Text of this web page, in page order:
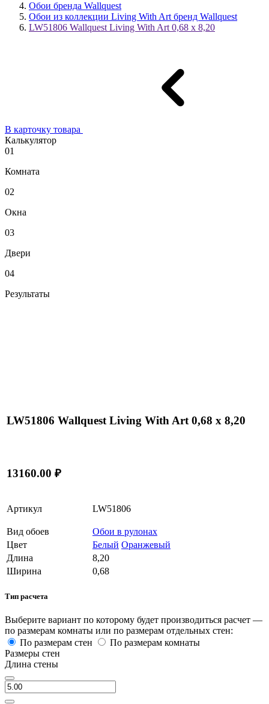
Обои бренда Wallquest
Обои из коллекции Living With Art бренд Wallquest
LW51806 Wallquest Living With Art 0,68 x 8,20
В карточку товара
Калькулятор
01
Комната
02
Окна
03
Двери
04
Результаты
LW51806 Wallquest Living With Art 0,68 x 8,20
13160.00 ₽
Артикул LW51806
Вид обоев
Обои в рулонах
Цвет
Белый Оранжевый
Длина
8,20
Ширина
0,68
Тип расчета
Выберите вариант по которому будет производиться расчет —
по размерам комнаты или по размерам отдельных стен:
По размерам стен
По размерам комнаты
Размеры стен
Длина стены